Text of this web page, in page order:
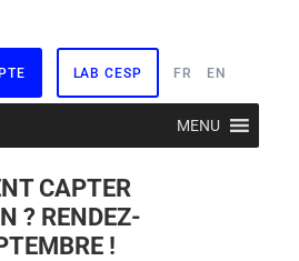
LAB CESP FR EN
MENU
CAPTER
? RENDEZ-
!